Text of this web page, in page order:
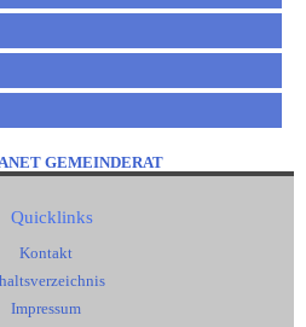
GEMEINDERAT
Quicklinks
Kontakt
Impressum